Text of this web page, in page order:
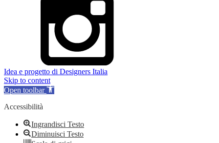
Idea e progetto di Designers Italia
Skip to content
Open toolbar
Accessibilità
Ingrandisci Testo
Diminuisci Testo